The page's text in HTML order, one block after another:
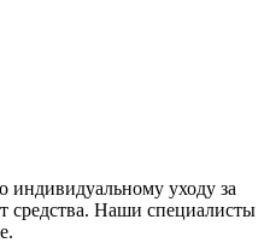
индивидуальному уходу за
средства. Наши специалисты